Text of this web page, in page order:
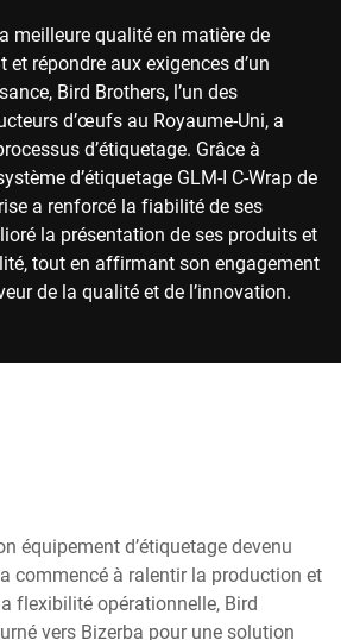
meilleure qualité en matière de
répondre aux exigences d’un
Bird Brothers, l’un des
d’œufs au Royaume-Uni, a
d’étiquetage. Grâce à
d’étiquetage GLM-I C-Wrap de
a renforcé la fiabilité de ses
la présentation de ses produits et
tout en affirmant son engagement
de la qualité et de l’innovation.
équipement d’étiquetage devenu
commencé à ralentir la production et
flexibilité opérationnelle, Bird
vers Bizerba pour une solution